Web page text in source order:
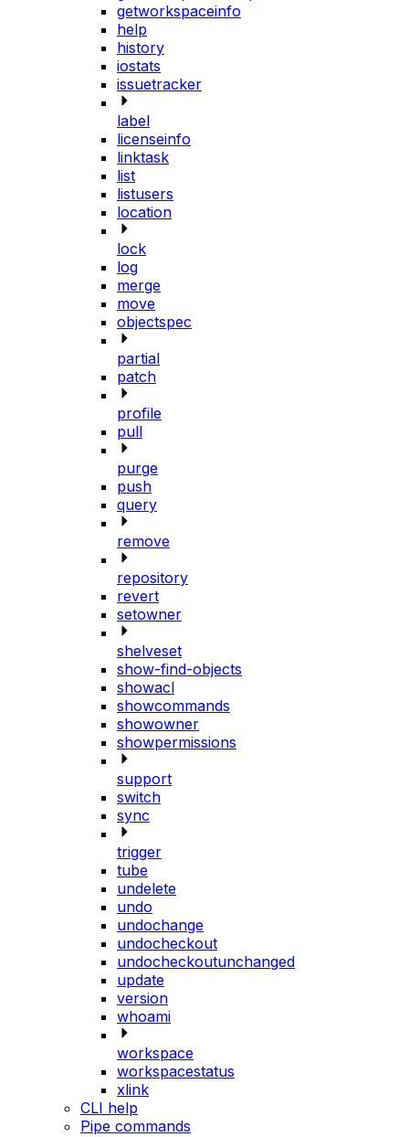
getworkspaceinfo
help
history
iostats
issuetracker
label
licenseinfo
linktask
list
listusers
location
lock
log
merge
move
objectspec
partial
patch
profile
pull
purge
push
query
remove
repository
revert
setowner
shelveset
show-find-objects
showacl
showcommands
showowner
showpermissions
support
switch
sync
trigger
tube
undelete
undo
undochange
undocheckout
undocheckoutunchanged
update
version
whoami
workspace
workspacestatus
xlink
CLI help
Pipe commands